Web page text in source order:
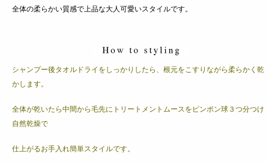
全体の柔らかい質感で上品な大人可愛いスタイルです。
シャンプー後タオルドライをしっかりしたら、根元をこすりながら柔らかく乾
かします。
全体が乾いたら中間から毛先にトリートメントムースをピンポン球３つ分つけ
自然乾燥で
仕上がるお手入れ簡単スタイルです。